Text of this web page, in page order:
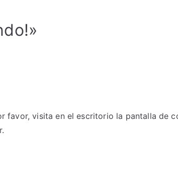
»
favor, visita en el escritorio la pantalla de
.